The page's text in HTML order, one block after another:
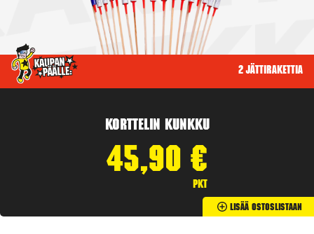
2 jättirakettia
Korttelin kunkku
45,90 €
pkt
Lisää Ostoslistaan